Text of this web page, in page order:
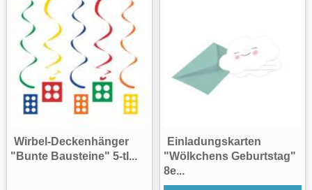
Wirbel-Deckenhänger
"Bunte Bausteine" 5-tl...
Einladungskarten
"Wölkchens Geburtstag"
8e...